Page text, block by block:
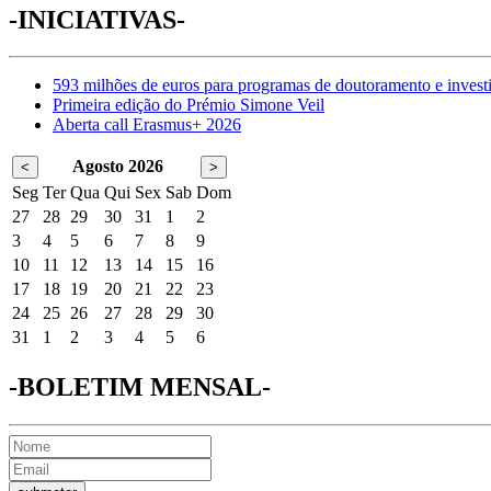
-INICIATIVAS-
593 milhões de euros para programas de doutoramento e
Primeira edição do Prémio Simone Veil
Aberta call Erasmus+ 2026
< Agosto 2026 >
Seg Ter Qua Qui Sex Sab Dom
27
28 29 30 31 1
2
3
4 5 6 7 8
9
10
11 12 13 14 15
16
17
18 19 20 21 22
23
24
25 26 27 28 29
30
31
1 2 3 4 5 6
-BOLETIM MENSAL-